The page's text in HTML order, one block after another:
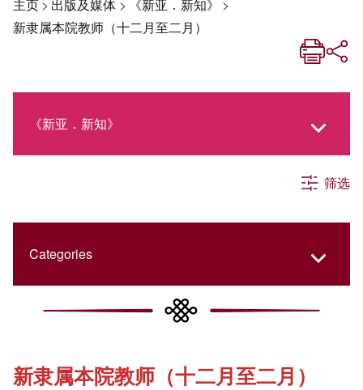
主页> 出版及媒体 > 《新亚．新知》 >
新隶属本院教师（十二月至二月）
《新亚．新知》
社交媒体专栏
《新亚简讯》
《新亚书院概览》
筛选
Categories
College Updates
Cultural Topics
新隶属本院教师（十二月至二月）